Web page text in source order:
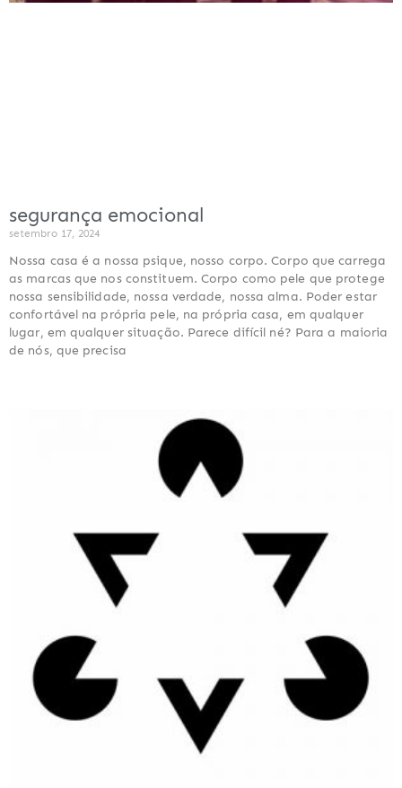
segurança emocional
setembro 17, 2024
Nossa casa é a nossa psique, nosso corpo. Corpo que carrega
as marcas que nos constituem. Corpo como pele que protege
nossa sensibilidade, nossa verdade, nossa alma. Poder estar
confortável na própria pele, na própria casa, em qualquer
lugar, em qualquer situação. Parece difícil né? Para a maioria
de nós, que precisa